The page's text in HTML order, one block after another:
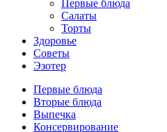
Первые блюда
Салаты
Торты
Здоровье
Советы
Эзотер
Первые блюда
Вторые блюда
Выпечка
Консервирование